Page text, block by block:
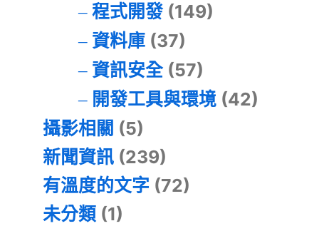
程式開發(149)
資料庫(37)
資訊安全(57)
開發工具與環境(42)
攝影相關 (5)
新聞資訊 (239)
有溫度的文字 (72)
未分類 (1)